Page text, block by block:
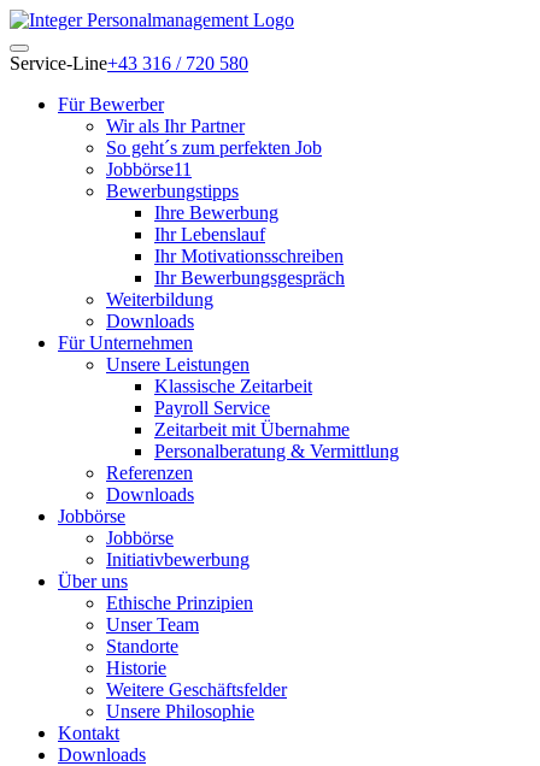
Service-Line+43 316 / 720 580
Für Bewerber
Wir als Ihr Partner
So geht´s zum perfekten Job
Jobbörse11
Bewerbungstipps
Ihre Bewerbung
Ihr Lebenslauf
Ihr Motivationsschreiben
Ihr Bewerbungsgespräch
Weiterbildung
Downloads
Für Unternehmen
Unsere Leistungen
Klassische Zeitarbeit
Payroll Service
Zeitarbeit mit Übernahme
Personalberatung & Vermittlung
Referenzen
Downloads
Jobbörse
Jobbörse
Initiativbewerbung
Über uns
Ethische Prinzipien
Unser Team
Standorte
Historie
Weitere Geschäftsfelder
Unsere Philosophie
Kontakt
Downloads